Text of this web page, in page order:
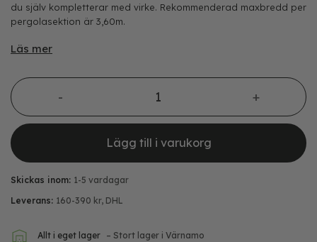
du själv kompletterar med virke. Rekommenderad maxbredd per
pergolasektion är 3,60m.
Läs mer
Pergola Flex Beslag 3-vägs mängd
Lägg till i varukorg
Skickas inom: 1-5 vardagar
Leverans: 160-390 kr, DHL
Allt i eget lager – Stort lager i Värnamo